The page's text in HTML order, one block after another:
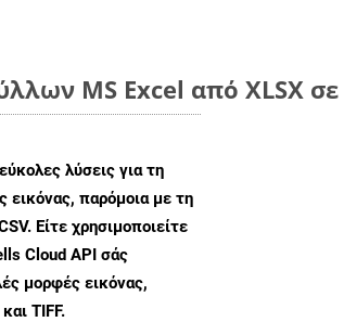
MS Excel από XLSX
λύσεις για τη
εικόνας, παρόμοια με τη
Είτε χρησιμοποιείτε
Cloud API σάς
μορφές εικόνας,
TIFF.